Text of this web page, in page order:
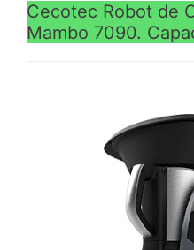
Cecotec Robot de
Mambo 7090.